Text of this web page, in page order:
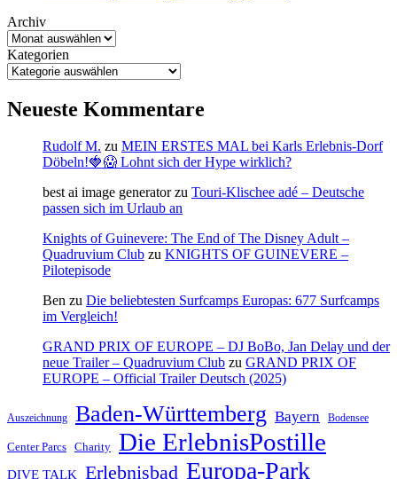
Archiv
Kategorien
Neueste Kommentare
Rudolf M. zu MEIN ERSTES MAL bei Karls Erlebnis-Dorf
Döbeln!🍓😱 Lohnt sich der Hype wirklich?
best ai image generatorzu Touri-Klischee adé – Deutsche
passen sich im Urlaub an
Knights of Guinevere: The End of The Disney Adult –
Quadruvium Club zu KNIGHTS OF GUINEVERE –
Pilotepisode
Ben zu Die beliebtesten Surfcamps Europas: 677 Surfcamps
im Vergleich!
GRAND PRIX OF EUROPE – DJ BoBo, Jan Delay und der
neue Trailer – Quadruvium Club zu GRAND PRIX OF
EUROPE – Official Trailer Deutsch (2025)
Auszeichnung Baden-Württemberg Bayern Bodensee
Center Parcs Charity Die ErlebnisPostille
DIVE TALK Erlebnisbad Europa-Park